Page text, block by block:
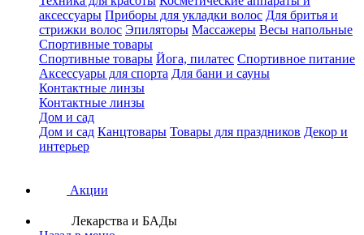
аксессуары Приборы для укладки волос Для бритья и
стрижки волос Эпиляторы Массажеры Весы напольные
Спортивные товары
Спортивные товары Йога, пилатес Спортивное питание
Аксессуары для спорта Для бани и сауны
Контактные линзы
Контактные линзы
Дом и сад
Дом и сад Канцтовары Товары для праздников Декор и
интерьер
Акции
Лекарства и БАДы